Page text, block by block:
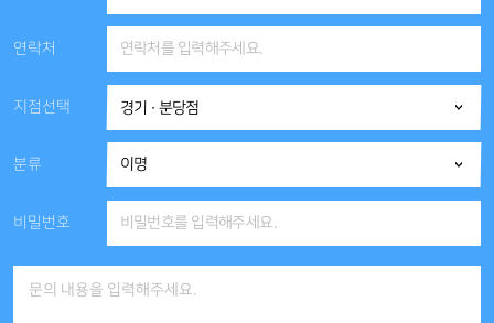
연락처
지점선택
분류
비밀번호